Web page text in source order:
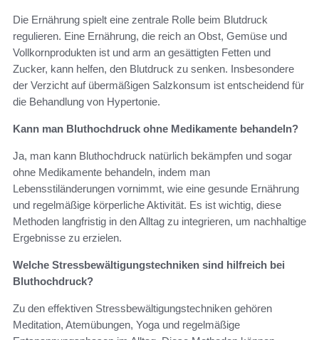
Die Ernährung spielt eine zentrale Rolle beim Blutdruck
regulieren. Eine Ernährung, die reich an Obst, Gemüse und
Vollkornprodukten ist und arm an gesättigten Fetten und
Zucker, kann helfen, den Blutdruck zu senken. Insbesondere
der Verzicht auf übermäßigen Salzkonsum ist entscheidend für
die Behandlung von Hypertonie.
Kann man Bluthochdruck ohne Medikamente behandeln?
Ja, man kann Bluthochdruck natürlich bekämpfen und sogar
ohne Medikamente behandeln, indem man
Lebensstiländerungen vornimmt, wie eine gesunde Ernährung
und regelmäßige körperliche Aktivität. Es ist wichtig, diese
Methoden langfristig in den Alltag zu integrieren, um nachhaltige
Ergebnisse zu erzielen.
Welche Stressbewältigungstechniken sind hilfreich bei
Bluthochdruck?
Zu den effektiven Stressbewältigungstechniken gehören
Meditation, Atemübungen, Yoga und regelmäßige